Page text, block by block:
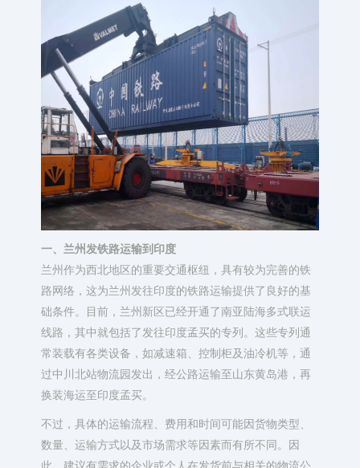
一、兰州发铁路运输到印度
兰州作为西北地区的重要交通枢纽，具有较为完善的铁
路网络，这为兰州发往印度的铁路运输提供了良好的基
础条件。目前，兰州新区已经开通了南亚陆海多式联运
线路，其中就包括了发往印度孟买的专列。这些专列通
常装载有各类设备，如减速箱、控制柜及油冷机等，通
过中川北站物流园发出，经公路运输至山东黄岛港，再
换装海运至印度孟买。
不过，具体的运输流程、费用和时间可能因货物类型、
数量、运输方式以及市场需求等因素而有所不同。因